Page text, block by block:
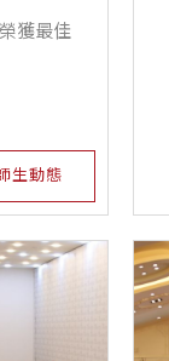
獲最佳
生動態